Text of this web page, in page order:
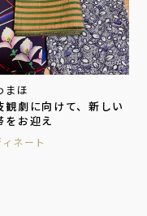
まほ
観劇に向けて、新しい
をお迎え
ネート